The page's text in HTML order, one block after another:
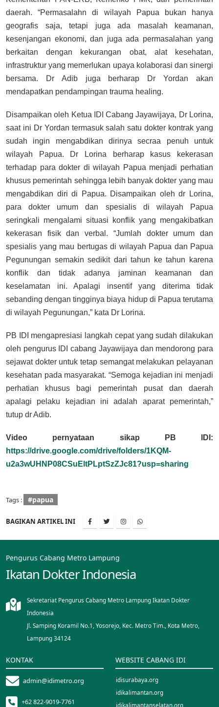
daerah. “Permasalahn di wilayah Papua bukan hanya
geografis saja, tetapi juga ada masalah keamanan,
kesenjangan ekonomi, dan juga ada permasalahan yang
berkaitan dengan kekurangan obat, alat kesehatan,
infrastruktur yang memerlukan upaya kolaborasi dan sinergi
bersama. Dr Adib juga berharap Dr Yordan akan
mendapatkan pendampingan trauma healing.
Disampaikan oleh Ketua IDI Cabang Jayawijaya, Dr Lorina,
saat ini Dr Yordan termasuk salah satu dokter kontrak yang
sudah ingin mengabdikan dirinya secraa penuh untuk
wilayah Papua. Dr Lorina berharap kasus kekerasan
terhadap para dokter di wilayah Papua menjadi perhatian
khusus pemerintah sehingga lebih banyak dokter yang mau
mengabdikan diri di Papua. Disampaikan oleh dr Lorina,
para dokter umum dan spesialis di wilayah Papua
seringkali mengalami situasi konflik yang mengakibatkan
kekerasan fisik dan verbal. “Jumlah dokter umum dan
spesialis yang mau bertugas di wilayah Papua dan Papua
Pegunungan semakin sedikit dari tahun ke tahun karena
konflik dan tidak adanya jaminan keamanan dan
keselamatan ini. Apalagi insentif yang diterima tidak
sebanding dengan tingginya biaya hidup di Papua terutama
di wilayah Pegunungan,” kata Dr Lorina.
PB IDI mengapresiasi langkah cepat yang sudah dilakukan
oleh pengurus IDI cabang Jayawijaya dan mendorong para
sejawat dokter untuk tetap semangat melakukan pelayanan
kesehatan pada masyarakat. “Semoga kejadian ini menjadi
perhatian khusus bagi pemerintah pusat dan daerah
apalagi pelaku kejadian ini adalah aparat pemerintah,”
tutup dr Adib.
Video pernyataan sikap PB IDI:
https://drive.google.com/drive/folders/1KQM-
u2a3wUHNP08CSuEltPLptSzZJc81?usp=sharing
Tags : #papua
BAGIKAN ARTIKEL INI
Pengurus Cabang Metro Lampung
Ikatan Dokter Indonesia
Sekretariat Pengurus Cabang Metro Lampung Ikatan Dokter
Indonesia
Jl. Samping Koramil No.1, Yosorejo, Kec. Metro Tim., Kota Metro,
Lampung 34124
KONTAK
admin@idimetro.org
+62 822-9019-7761
WEBSITE CABANG IDI
idisurabaya.org
idikalimantan.org
idikalimantanselatan.org